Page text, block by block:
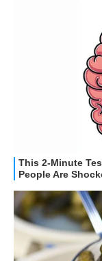
GUIDE ALL'ACQUISTO